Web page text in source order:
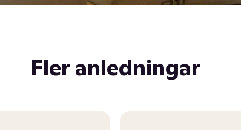
Fler anledningar